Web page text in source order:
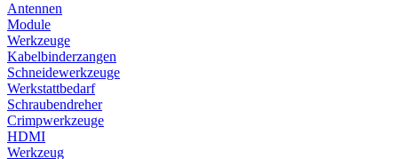
Antennen
Module
Werkzeuge
Kabelbinderzangen
Schneidewerkzeuge
Werkstattbedarf
Schraubendreher
Crimpwerkzeuge
HDMI
Werkzeug